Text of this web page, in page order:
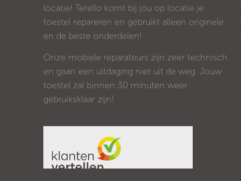
locatie! Terello komt bij jou op locatie je
toestel repareren en gebruikt alleen originele
en de beste onderdelen!
Onze mobiele reparateurs zijn zeer technisch
en gaan een uitdaging niet uit de weg. Jouw
toestel zal binnen 30 minuten weer
gebruiksklaar zijn!